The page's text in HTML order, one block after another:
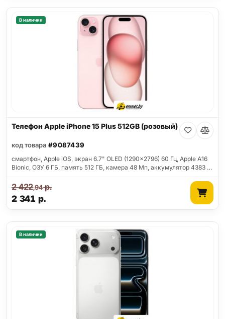
В наличии
Телефон Apple iPhone 15 Plus 512GB (розовый)
код товара #9087439
смартфон, Apple iOS, экран 6.7" OLED (1290x2796) 60 Гц, Apple A16
Bionic, ОЗУ 6 ГБ, память 512 ГБ, камера 48 Мп, аккумулятор 4383 …
2 341 р.
2 422,94р.
В наличии